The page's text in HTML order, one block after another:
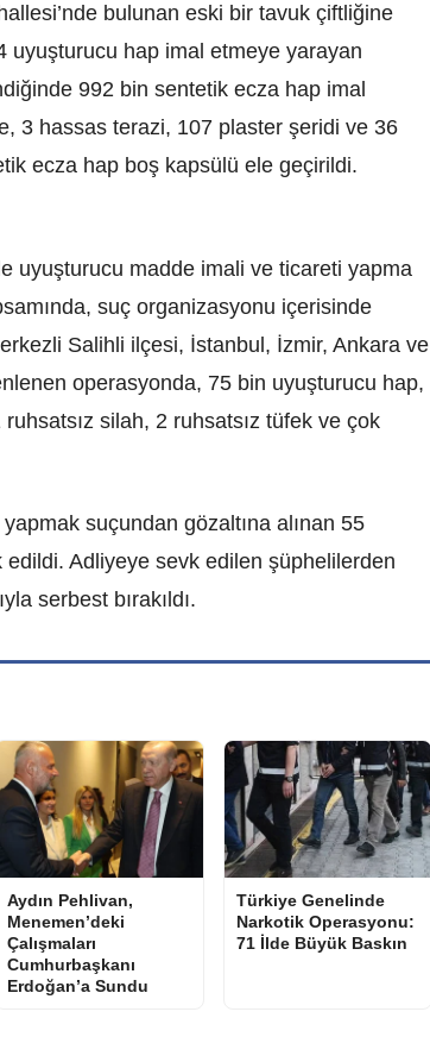
bulunan eski bir tavuk çiftliğine
uyuşturucu hap imal etmeye yarayan
992 bin sentetik ecza hap imal
3 hassas terazi, 107 plaster şeridi ve 36
ecza hap boş kapsülü ele geçirildi.
uyuşturucu madde imali ve ticareti yapma
suç organizasyonu içerisinde
Salihli ilçesi, İstanbul, İzmir, Ankara ve
operasyonda, 75 bin uyuşturucu hap,
silah, 2 ruhsatsız tüfek ve çok
suçundan gözaltına alınan 55
edildi. Adliyeye sevk edilen şüphelilerden
serbest bırakıldı.
Aydın Pehlivan,
Menemen’deki
Çalışmaları
Cumhurbaşkanı
Erdoğan’a Sundu
Türkiye Genelinde
Narkotik Operasyonu:
71 İlde Büyük Baskın